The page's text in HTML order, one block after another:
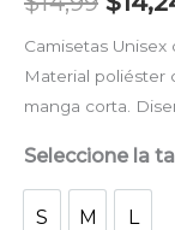
Camisetas
Material poliéster
manga corta.
Seleccione la
S M L